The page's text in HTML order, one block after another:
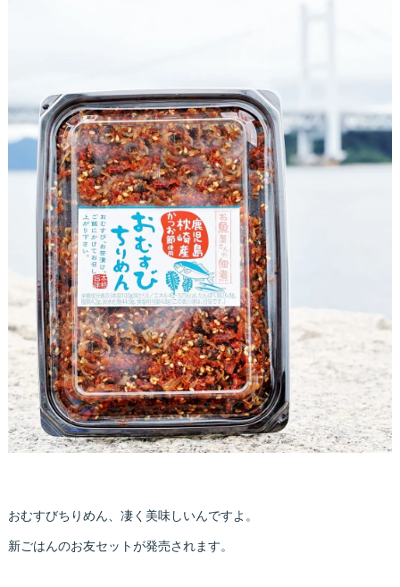
おむすびちりめん、凄く美味しいんですよ。
新ごはんのお友セットが発売されます。